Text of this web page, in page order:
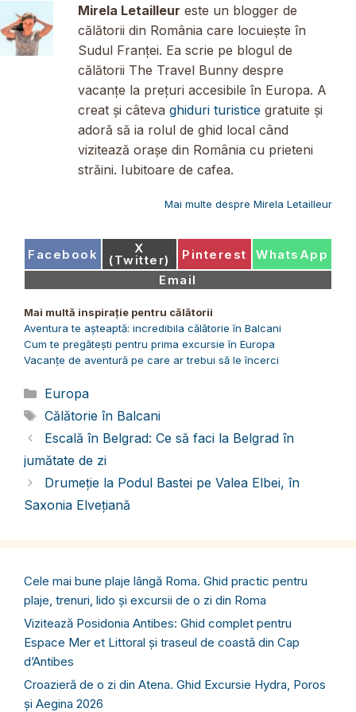
Mirela Letailleur este un blogger de
călătorii din România care locuiește în
Sudul Franței. Ea scrie pe blogul de
călătorii The Travel Bunny despre
vacanțe la prețuri accesibile în Europa. A
creat și câteva ghiduri turisticegratuite și
adoră să ia rolul de ghid local când
vizitează orașe din România cu prieteni
străini. Iubitoare de cafea.
Mai multe despre Mirela Letailleur
Share
Facebook Share
on
X
(Twitter) Share
Pinterest Share
WhatsApp
Share
on
Email
Mai multă inspirație pentru călătorii
Aventura te așteaptă: incredibila călătorie în Balcani
Cum te pregătești pentru prima excursie în Europa
Vacanțe de aventură pe care ar trebui să le încerci
Categorii
Europa
Etichete
Călătorie în Balcani
Escală în Belgrad: Ce să faci la Belgrad în
jumătate de zi
Drumeție la Podul Bastei pe Valea Elbei, în
Saxonia Elvețiană
Cele mai bune plaje lângă Roma. Ghid practic pentru
plaje, trenuri, lido și excursii de o zi din Roma
Vizitează Posidonia Antibes: Ghid complet pentru
Espace Mer et Littoral și traseul de coastă din Cap
d’Antibes
Croazieră de o zi din Atena. Ghid Excursie Hydra, Poros
și Aegina 2026